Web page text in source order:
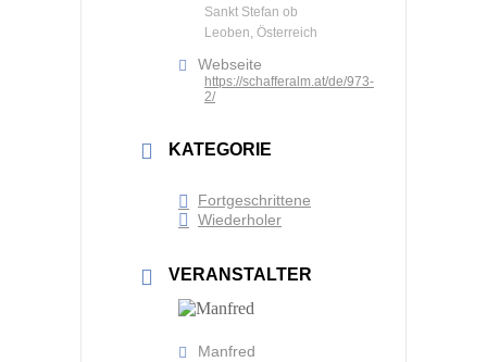
Sankt Stefan ob
Leoben, Österreich
Webseite
https://schafferalm.at/de/973-
2/
KATEGORIE
Fortgeschrittene
Wiederholer
VERANSTALTER
Manfred